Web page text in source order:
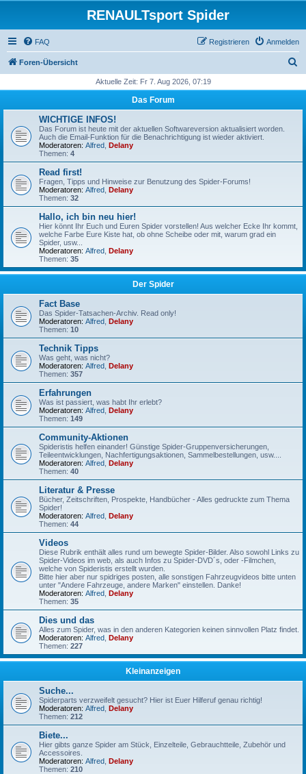
RENAULTsport Spider
FAQ Anmelden
Registrieren
Foren-Übersicht
h
Aktuelle Zeit: Fr 7. Aug 2026, 07:19
Das Forum
WICHTIGE INFOS!
Das Forum ist heute mit der aktuellen Softwareversion aktualisiert worden.
Auch die Email-Funktion für die Benachrichtigung ist wieder aktiviert.
Moderatoren: Alfred Delany
Themen: 4
Read first!
Fragen, Tipps und Hinweise zur Benutzung des Spider-Forums!
Moderatoren: Alfred Delany
Themen: 32
Hallo, ich bin neu hier!
Hier könnt Ihr Euch und Euren Spider vorstellen! Aus welcher Ecke Ihr kommt,
welche Farbe Eure Kiste hat, ob ohne Scheibe oder mit, warum grad ein
Spider, usw...
Moderatoren: Alfred Delany
Themen: 35
Der Spider
Fact Base
Das Spider-Tatsachen-Archiv. Read only!
Moderatoren: Alfred Delany
Themen: 10
Technik Tipps
Was geht, was nicht?
Moderatoren: Alfred Delany
Themen: 357
Erfahrungen
Was ist passiert, was habt Ihr erlebt?
Moderatoren: Alfred Delany
Themen: 149
Community-Aktionen
Spideristis helfen einander! Günstige Spider-Gruppenversicherungen,
Teileentwicklungen, Nachfertigungsaktionen, Sammelbestellungen, usw....
Moderatoren: Alfred Delany
Themen: 40
Literatur & Presse
Bücher, Zeitschriften, Prospekte, Handbücher - Alles gedruckte zum Thema
Spider!
Moderatoren: Alfred Delany
Themen: 44
Videos
Diese Rubrik enthält alles rund um bewegte Spider-Bilder. Also sowohl Links zu
Spider-Videos im web, als auch Infos zu Spider-DVD´s, oder -Filmchen,
welche von Spideristis erstellt wurden.
Bitte hier aber nur spidriges posten, alle sonstigen Fahrzeugvideos bitte unten
unter "Andere Fahrzeuge, andere Marken" einstellen. Danke!
Moderatoren: Alfred Delany
Themen: 35
Dies und das
Alles zum Spider, was in den anderen Kategorien keinen sinnvollen Platz findet.
Moderatoren: Alfred Delany
Themen: 227
Kleinanzeigen
Suche...
Spiderparts verzweifelt gesucht? Hier ist Euer Hilferuf genau richtig!
Moderatoren: Alfred Delany
Themen: 212
Biete...
Hier gibts ganze Spider am Stück, Einzelteile, Gebrauchtteile, Zubehör und
Accessoires.
Moderatoren: Alfred Delany
Themen: 210